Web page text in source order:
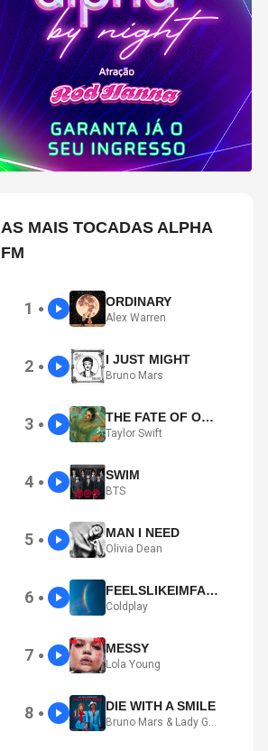
AS MAIS TOCADAS ALPHA
FM
1 ● ORDINARY
Alex Warren
2 ● I JUST MIGHT
Bruno Mars
3 ● THE FATE OF OPHELIA
Taylor Swift
4 ● SWIM
BTS
5 ● MAN I NEED
Olivia Dean
6 ● FEELSLIKEIMFALLINGINLOVE
Coldplay
7 ● MESSY
Lola Young
8 ● DIE WITH A SMILE
Bruno Mars & Lady Gaga